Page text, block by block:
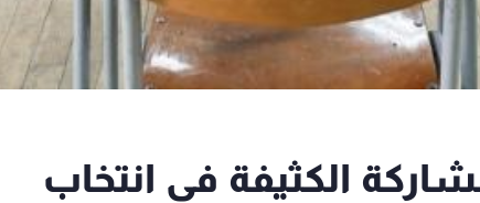
الكثيفة في انتخاب